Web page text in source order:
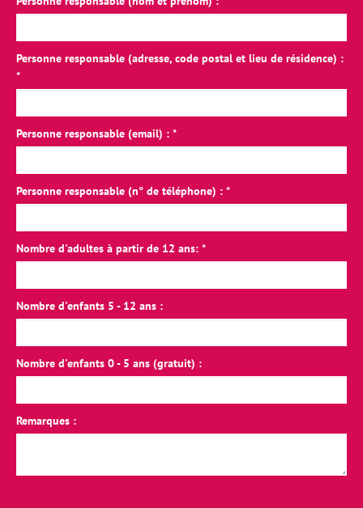
Personne responsable (adresse, code postal et lieu de résidence) :
Personne responsable (email) :
Personne responsable (n° de téléphone) :
Nombre d'adultes à partir de 12 ans:
Nombre d'enfants 5 - 12 ans :
Nombre d'enfants 0 - 5 ans (gratuit) :
Remarques :